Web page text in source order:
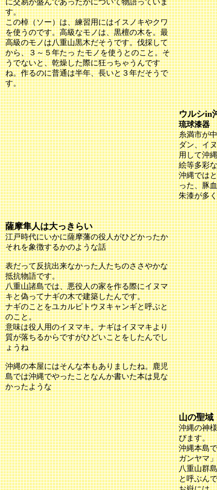
に交易が盛んであったかについて物語っていま
す。
この棹（ソー）は、練習用にはイスノキやクワ
を使うのです。高級なモノは、黒檀の木を。最
高級のモノは八重山黒木だそうです。伐採して
から、３～５年たっ たモノを使うとのこと。そ
うでないと、乾燥した際に狂っちゃうんです
ね。作るのに普通は半年、長いと３年だそうで
す。
ウルシin
琉球漆器
糸満市が
ダン、イ
用して沖
絵等多彩
沖縄では
った、豚
朱漆が多
薩摩隼人は大っきらい
江戸時代にいかに薩摩藩の役人がひどかったか
それを象徴するかのような話
表だって反抗出来なかった人たちのささやかな
抵抗物語です。
八重山諸島では、悪役人の家を作る際にイヌマ
キと偽ってナギの木で建築したんです。
ナギのことをユカルピトウヌキャンギと呼ぶと
のこと。
意味は役人用のイヌマキ。ナギはイヌマキより
質が落ちるからですがひどいことをしたんでし
ょうね
沖縄の本屋にはそんな本もありましたね。鹿児
島では沖縄でやったことなんか書いた本は見な
かったような
山の聖
沖縄の神
びます。
沖縄本島
ガンヤマ」
八重山群
と呼ぶん